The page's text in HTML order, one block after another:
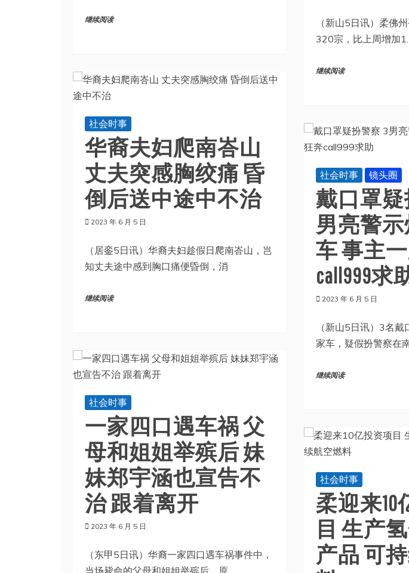
继续阅读
（新山5日讯）柔佛
320宗，比上周增加
继续阅读
社会时事
华裔夫妇爬南峇山
丈夫突感胸绞痛 昏
倒后送中途中不治
2023 年 6 月 5 日
（居銮5日讯）华裔夫妇趁假日爬南峇山，岂
知丈夫途中感到胸口痛便昏倒，消
继续阅读
社会时事 镜头圈
戴口罩疑
男亮警
车 事主
call999求
2023 年 6 月 5 日
（新山5日讯）3名
家车，疑假扮警察在
继续阅读
社会时事
一家四口遇车祸 父
母和姐姐举殡后 妹
妹郑宇涵也宣告不
治 跟着离开
2023 年 6 月 5 日
（东甲5日讯）华裔一家四口遇车祸事件中，
社会时事
柔迎来10
目 生产
产品 可